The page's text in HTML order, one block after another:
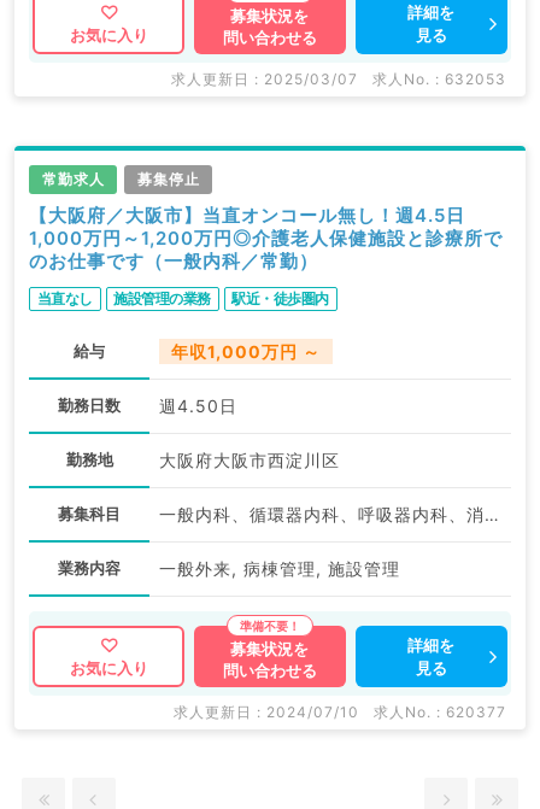
お気に入り
募集状況を
問い合わせる
詳細を
見る
求人更新日 : 2025/03/07 求人No. : 632053
常勤求人 募集停止
【大阪府／大阪市】当直オンコール無し！週4.5日
1,000万円～1,200万円◎介護老人保健施設と診療所で
のお仕事です（一般内科／常勤）
当直なし 施設管理の業務 駅近・徒歩圏内
給与 年収1,000万円 ～
勤務日数 週4.50日
勤務地 大阪府大阪市西淀川区
募集科目 一般内科、循環器内科、呼吸器内科、消化器内科、老年内科
業務内容 一般外来, 病棟管理, 施設管理
お気に入り
募集状況を
問い合わせる
詳細を
見る
求人更新日 : 2024/07/10 求人No. : 620377